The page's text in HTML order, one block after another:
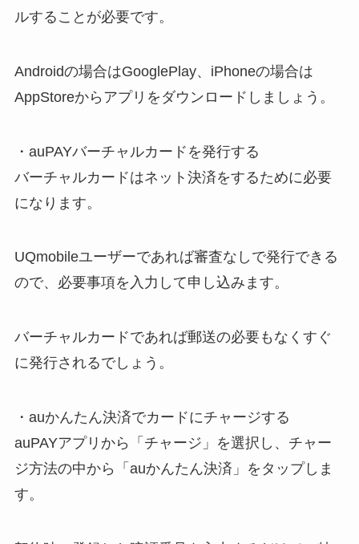
ルすることが必要です。
Androidの場合はGooglePlay、iPhoneの場合は
AppStoreからアプリをダウンロードしましょう。
・auPAYバーチャルカードを発行する
バーチャルカードはネット決済をするために必要
になります。
UQmobileユーザーであれば審査なしで発行できる
ので、必要事項を入力して申し込みます。
バーチャルカードであれば郵送の必要もなくすぐ
に発行されるでしょう。
・auかんたん決済でカードにチャージする
auPAYアプリから「チャージ」を選択し、チャー
ジ方法の中から「auかんたん決済」をタップしま
す。